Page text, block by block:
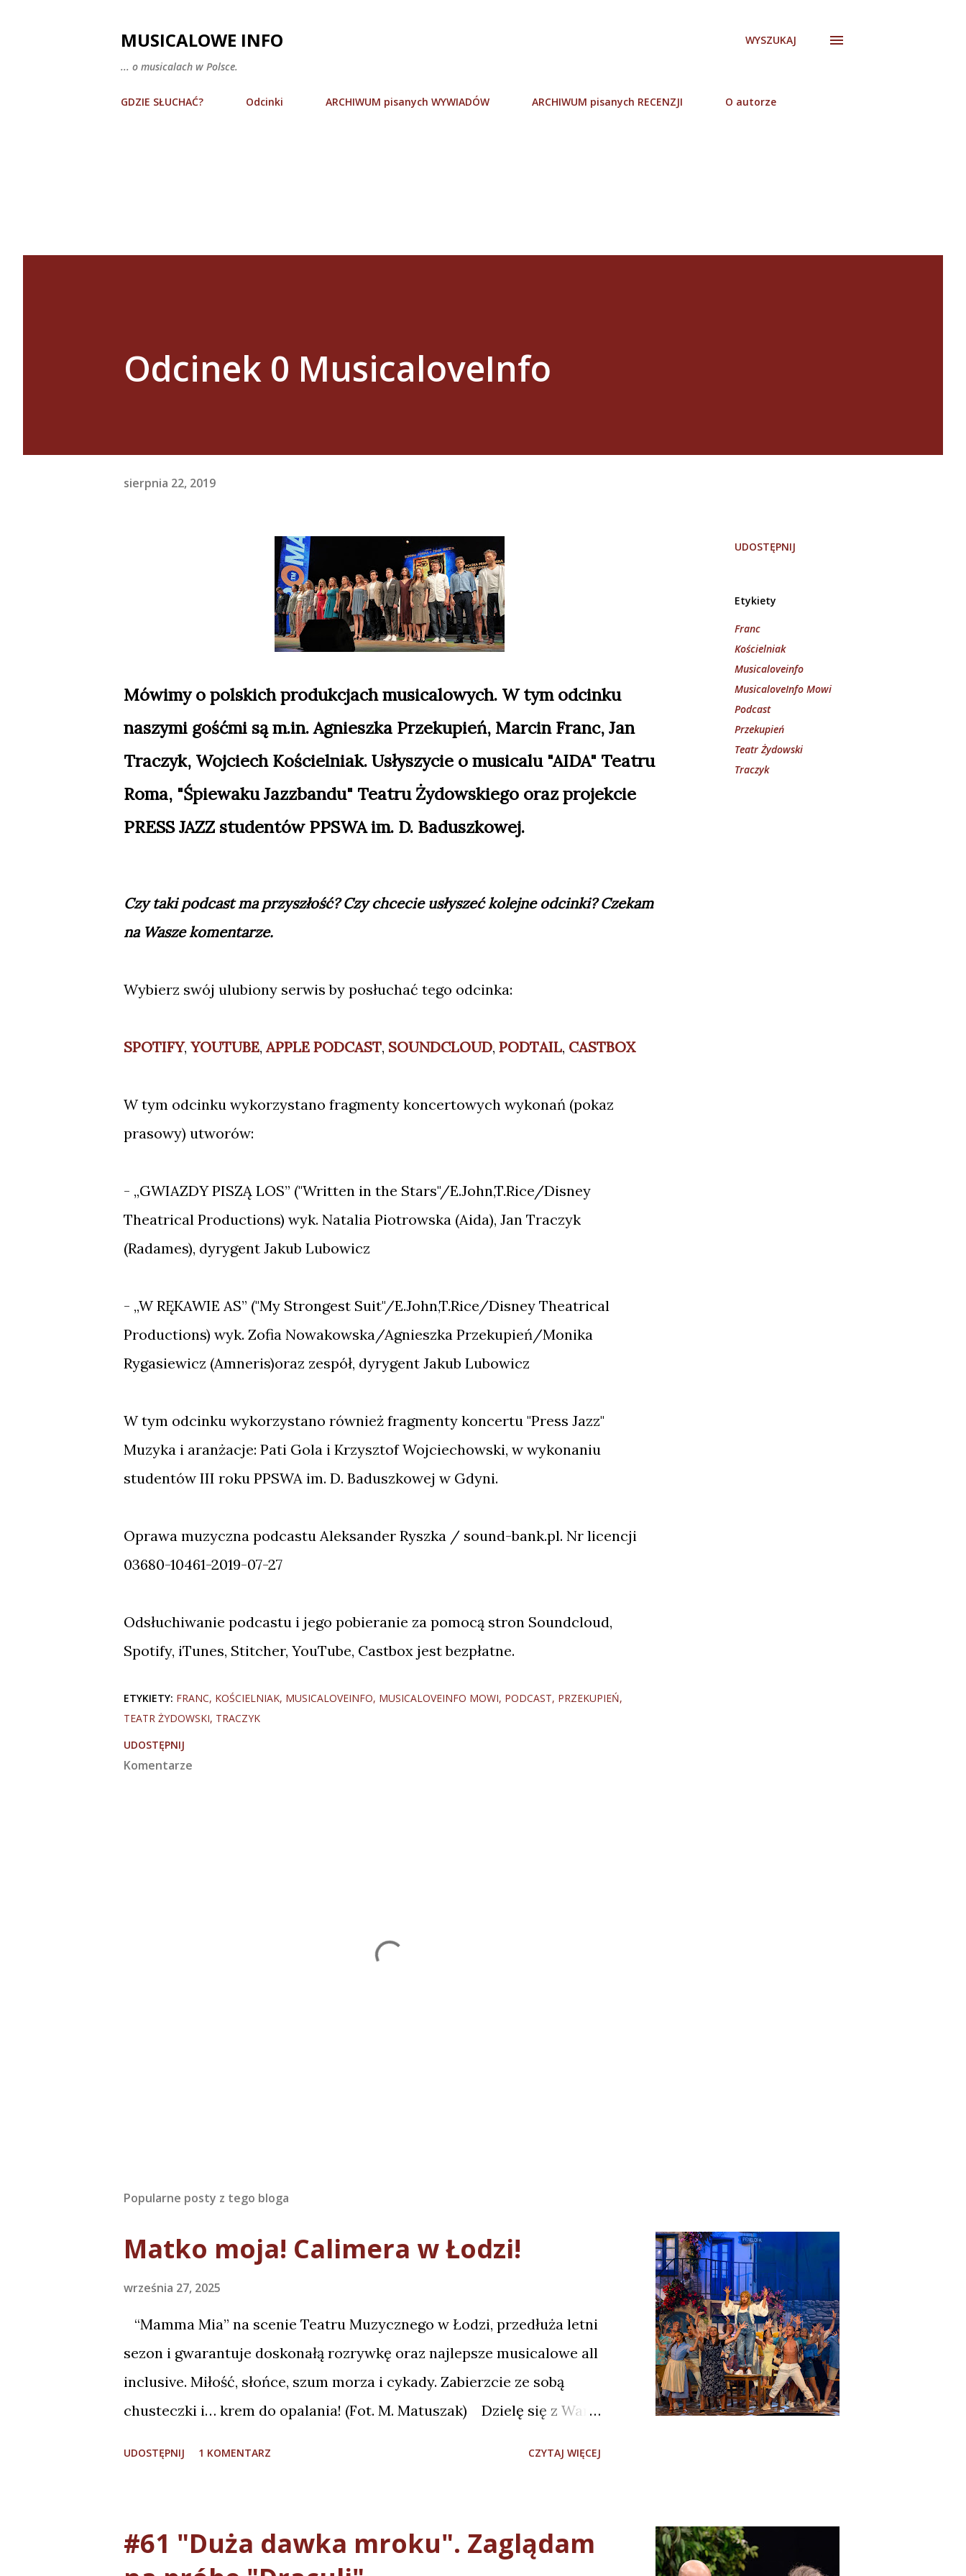
MUSICALOWE INFO
... o musicalach w Polsce.
WYSZUKAJ
GDZIE SŁUCHAĆ? Odcinki ARCHIWUM pisanych WYWIADÓW ARCHIWUM pisanych RECENZJI O autorze
Odcinek 0 MusicaloveInfo
sierpnia 22, 2019
Mówimy o polskich produkcjach musicalowych. W tym odcinku
naszymi gośćmi są m.in. Agnieszka Przekupień, Marcin Franc, Jan
Traczyk, Wojciech Kościelniak. Usłyszycie o musicalu "AIDA" Teatru
Roma, "Śpiewaku Jazzbandu" Teatru Żydowskiego oraz projekcie
PRESS JAZZ studentów PPSWA im. D. Baduszkowej.
Czy taki podcast ma przyszłość? Czy chcecie usłyszeć kolejne odcinki? Czekam
na Wasze komentarze.
Wybierz swój ulubiony serwis by posłuchać tego odcinka:
SPOTIFY, YOUTUBE, APPLE PODCAST, SOUNDCLOUD, PODTAIL, CASTBOX
W tym odcinku wykorzystano fragmenty koncertowych wykonań (pokaz
prasowy) utworów:
- „GWIAZDY PISZĄ LOS” ("Written in the Stars"/E.John,T.Rice/Disney
Theatrical Productions) wyk. Natalia Piotrowska (Aida), Jan Traczyk
(Radames), dyrygent Jakub Lubowicz
- „W RĘKAWIE AS” ("My Strongest Suit"/E.John,T.Rice/Disney Theatrical
Productions) wyk. Zofia Nowakowska/Agnieszka Przekupień/Monika
Rygasiewicz (Amneris)oraz zespół, dyrygent Jakub Lubowicz
W tym odcinku wykorzystano również fragmenty koncertu "Press Jazz"
Muzyka i aranżacje: Pati Gola i Krzysztof Wojciechowski, w wykonaniu
studentów III roku PPSWA im. D. Baduszkowej w Gdyni.
Oprawa muzyczna podcastu Aleksander Ryszka / sound-bank.pl. Nr licencji
03680-10461-2019-07-27
Odsłuchiwanie podcastu i jego pobieranie za pomocą stron Soundcloud,
Spotify, iTunes, Stitcher, YouTube, Castbox jest bezpłatne.
UDOSTĘPNIJ
Etykiety
Franc
Kościelniak
Musicaloveinfo
MusicaloveInfo Mowi
Podcast
Przekupień
Teatr Żydowski
Traczyk
ETYKIETY: FRANC KOŚCIELNIAK MUSICALOVEINFO MUSICALOVEINFO MOWI PODCAST PRZEKUPIEŃ
TEATR ŻYDOWSKI TRACZYK
UDOSTĘPNIJ
Komentarze
Popularne posty z tego bloga
Matko moja! Calimera w Łodzi!
września 27, 2025
“Mamma Mia” na scenie Teatru Muzycznego w Łodzi, przedłuża letni
sezon i gwarantuje doskonałą rozrywkę oraz najlepsze musicalowe all
inclusive. Miłość, słońce, szum morza i cykady. Zabierzcie ze sobą
chusteczki i… krem do opalania! (Fot. M. Matuszak) Dzielę się z Wami
spostrzeżeń. Nie mam wątpliwości, że “Mamma Mia” jest idealnym
UDOSTĘPNIJ 1 KOMENTARZ CZYTAJ WIĘCEJ
#61 "Duża dawka mroku". Zaglądam